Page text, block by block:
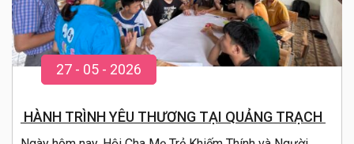
27 - 05 - 2026
HÀNH TRÌNH YÊU THƯƠNG TẠI QUẢNG TRẠCH